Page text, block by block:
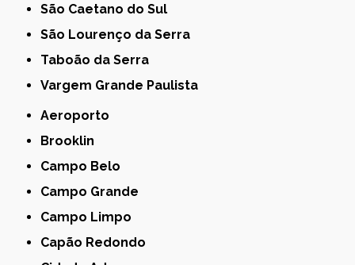
São Caetano do Sul
São Lourenço da Serra
Taboão da Serra
Vargem Grande Paulista
Aeroporto
Brooklin
Campo Belo
Campo Grande
Campo Limpo
Capão Redondo